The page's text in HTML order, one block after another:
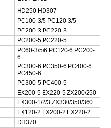
HD250 HD307
PC100-3/5 PC120-3/5
PC200-3 PC220-3
PC200-5 PC220-5
PC60-3/5/6 PC120-6 PC200-
6
PC300-6 PC350-6 PC400-6
PC450-6
PC300-5 PC400-5
EX200-5 EX220-5 ZX200/250
EX300-1/2/3 ZX330/350/360
EX120-2 EX200-2 EX220-2
DH370